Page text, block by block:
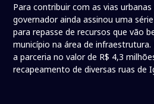
Para contribuir com as vias urbanas
governador ainda assinou uma
para repasse de recursos que vão
município na área de infraestrutura.
a parceria no valor de R$ 4,3
recapeamento de diversas ruas de